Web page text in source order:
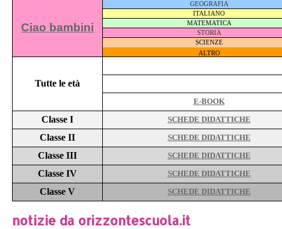
Ciao bambini
GEOGRAFIA
ITALIANO
MATEMATICA
STORIA
SCIENZE
ALTRO
Tutte le età
E-BOOK
Classe I SCHEDE DIDATTICHE
Classe II SCHEDE DIDATTICHE
Classe III SCHEDE DIDATTICHE
Classe IV SCHEDE DIDATTICHE
Classe V SCHEDE DIDATTICHE
notizie da orizzontescuola.it